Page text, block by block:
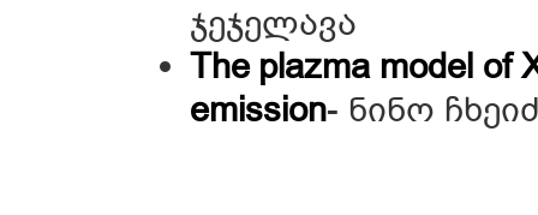
ჯეჯელავა
The plazma model of
emission- ნინო